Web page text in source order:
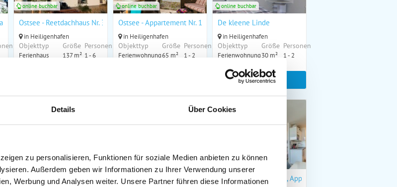
Details Über Cookies
zu personalisieren, Funktionen für soziale Medien anbieten zu können
Außerdem geben wir Informationen zu Ihrer Verwendung unserer
Werbung und Analysen weiter. Unsere Partner führen diese Informationen
Nr. 54 "Marina-Blick" im Strand Resort
Ostsee - Reetdachhaus Nr. 33 "Achternhuis" im Strand Resort
in Heiligenhafen
Objekttyp
Ferienhaus
Größe
137 m²
Personen
1 - 6
online buchbar
Ostsee - Appartement Nr. 16.1 "Strandgut" im Strand Resort
in Heiligenhafen
Objekttyp
Ferienwohnung
Größe
65 m²
Personen
1 - 2
online buchbar
De kleene Linde
in Heiligenhafen
Objekttyp
Ferienwohnung
Größe
30 m²
Personen
1 - 2
online buchbar
zum Objekt
online buchbar
Seeadlerweg 9
online buchbar
Ferienpark - Haus E, App. 0E0903
online buchbar
online buchbar
Haus Schöne Aussicht, App. 1SB206
online buchbar